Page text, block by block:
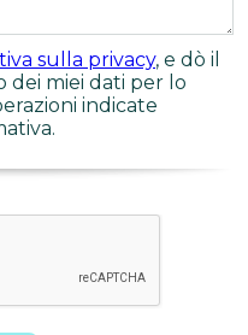
sulla privacy, e dò il
dei miei dati per lo
indicate